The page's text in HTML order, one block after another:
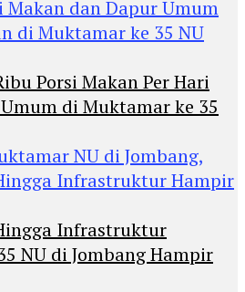
Porsi Makan Per Hari
di Muktamar ke 35
Infrastruktur
NU di Jombang Hampir